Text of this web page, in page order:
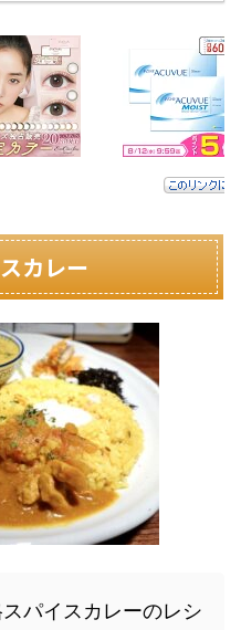
カレー
パイスカレーのレシ